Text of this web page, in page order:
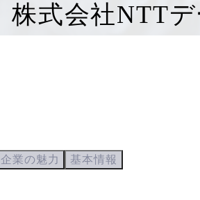
株式会社NTT
企業の魅力 基本情報